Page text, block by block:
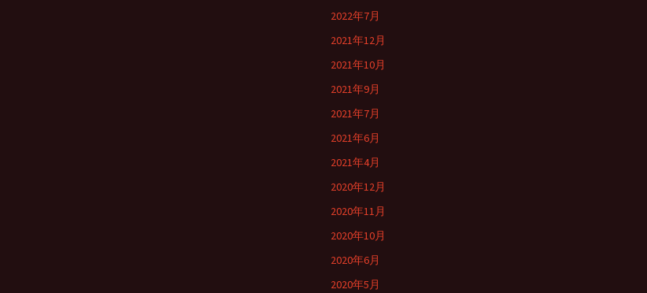
2022年7月
2021年12月
2021年10月
2021年9月
2021年7月
2021年6月
2021年4月
2020年12月
2020年11月
2020年10月
2020年6月
2020年5月